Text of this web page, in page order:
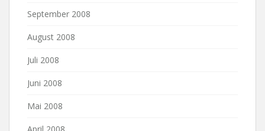
September 2008
August 2008
Juli 2008
Juni 2008
Mai 2008